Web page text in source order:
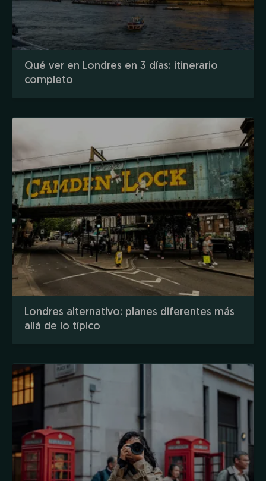
Qué ver en Londres en 3 días: itinerario
completo
Londres alternativo: planes diferentes más
allá de lo típico